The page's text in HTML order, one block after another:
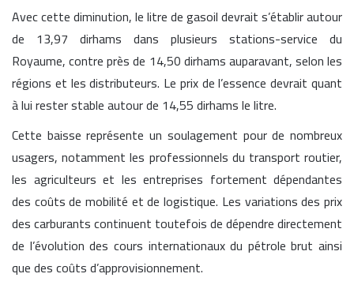
Avec cette diminution, le litre de gasoil devrait s’établir autour
de 13,97 dirhams dans plusieurs stations-service du
Royaume, contre près de 14,50 dirhams auparavant, selon les
régions et les distributeurs. Le prix de l’essence devrait quant
à lui rester stable autour de 14,55 dirhams le litre.
Cette baisse représente un soulagement pour de nombreux
usagers, notamment les professionnels du transport routier,
les agriculteurs et les entreprises fortement dépendantes
des coûts de mobilité et de logistique. Les variations des prix
des carburants continuent toutefois de dépendre directement
de l’évolution des cours internationaux du pétrole brut ainsi
que des coûts d’approvisionnement.